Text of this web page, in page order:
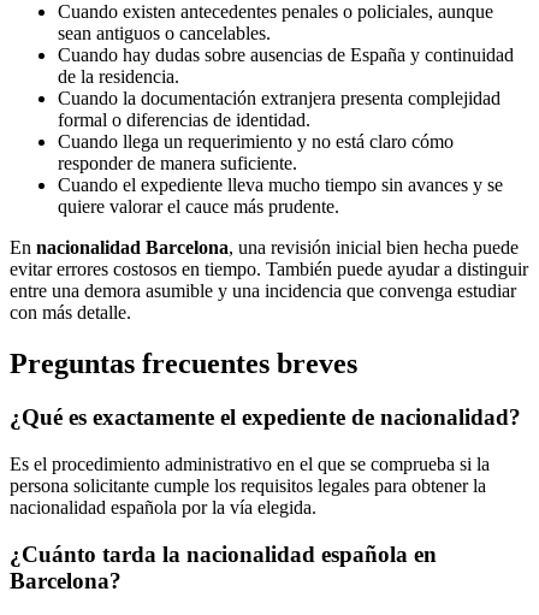
Cuando existen antecedentes penales o policiales, aunque
sean antiguos o cancelables.
Cuando hay dudas sobre ausencias de España y continuidad
de la residencia.
Cuando la documentación extranjera presenta complejidad
formal o diferencias de identidad.
Cuando llega un requerimiento y no está claro cómo
responder de manera suficiente.
Cuando el expediente lleva mucho tiempo sin avances y se
quiere valorar el cauce más prudente.
En nacionalidad Barcelona, una revisión inicial bien hecha puede
evitar errores costosos en tiempo. También puede ayudar a distinguir
entre una demora asumible y una incidencia que convenga estudiar
con más detalle.
Preguntas frecuentes breves
¿Qué es exactamente el expediente de nacionalidad?
Es el procedimiento administrativo en el que se comprueba si la
persona solicitante cumple los requisitos legales para obtener la
nacionalidad española por la vía elegida.
¿Cuánto tarda la nacionalidad española en
Barcelona?